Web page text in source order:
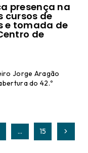
presença na
cursos de
e tomada de
de
Jorge Aragão
do 42.º
… 15
Página